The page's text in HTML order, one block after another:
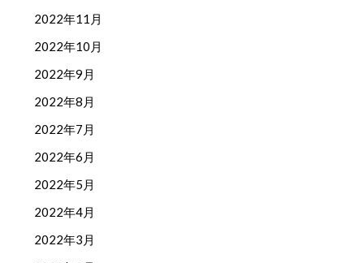
2022年11月
2022年10月
2022年9月
2022年8月
2022年7月
2022年6月
2022年5月
2022年4月
2022年3月